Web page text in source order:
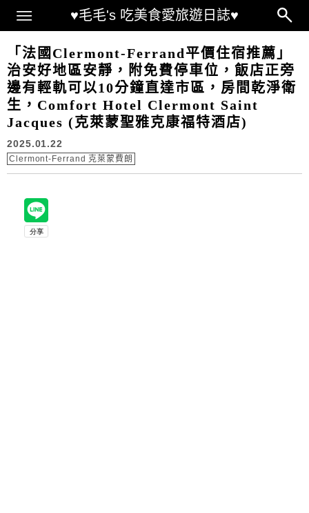
♥毛毛's 吃美食愛旅遊日誌♥
Main Menu
「法國Clermont-Ferrand平價住宿推薦」
治安好地區安靜，附免費停車位，飯店正旁
邊有輕軌可以10分鐘直達市區，房間乾淨衛
生，Comfort Hotel Clermont Saint
Jacques (克萊蒙聖雅克康福特酒店)
2025.01.22
Clermont-Ferrand 克萊蒙費朗